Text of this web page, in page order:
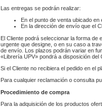
Las entregas se podrán realizar:
En el punto de venta ubicado
En la dirección de envío que el
El Cliente podrá seleccionar la forma
urgente que designe, o en su caso a
de envío. Los plazos podrán variar en
«Librería UPV» pondrá a disposición del
Si el Cliente no recibiera el pedido en el
Para cualquier reclamación o consulta
Procedimiento de compra
Para la adquisición de los productos